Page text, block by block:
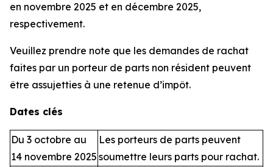
en novembre 2025 et en décembre 2025,
respectivement.
Veuillez prendre note que les demandes de rachat
faites par un porteur de parts non résident peuvent
être assujetties à une retenue d’impôt.
Dates clés
Du 3 octobre au
14 novembre 2025
Les porteurs de parts peuvent
soumettre leurs parts pour rachat.